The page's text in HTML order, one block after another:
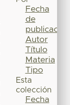
Fecha
de
publicación
Autor
Título
Materia
Tipo
Esta
colección
Fecha